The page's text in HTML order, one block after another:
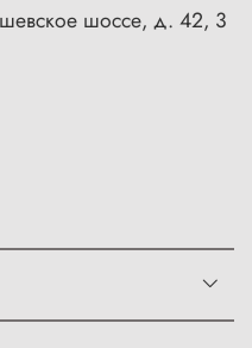
шоссе, д. 42, 3